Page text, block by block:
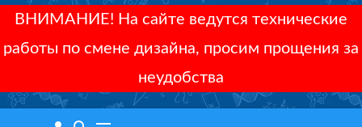
ВНИМАНИЕ! На сайте ведутся технические
работы по смене дизайна, просим прощения за
неудобства